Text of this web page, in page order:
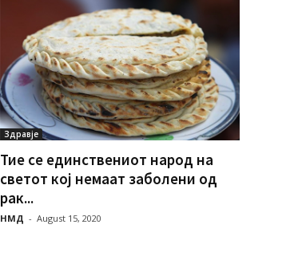
Здравје
Тие се единствениот народ на
светот кој немаат заболени од
рак...
НМД - August 15, 2020